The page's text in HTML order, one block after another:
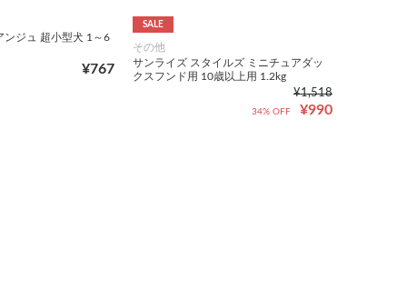
ンジュ 超小型犬 1～6
¥767
SALE
その他
サンライズ スタイルズ ミニチュアダッ
クスフンド用 10歳以上用 1.2kg
¥1,518
¥990
34% OFF